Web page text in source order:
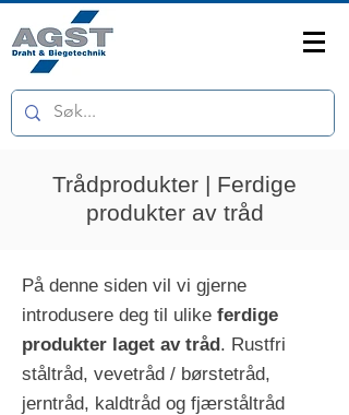
Trådprodukter | Ferdige
produkter av tråd
På denne siden vil vi gjerne
introdusere deg til ulike ferdige
produkter laget av tråd. Rustfri
ståltråd, vevetråd / børstetråd,
jerntråd, kaldtråd og fjærståltråd